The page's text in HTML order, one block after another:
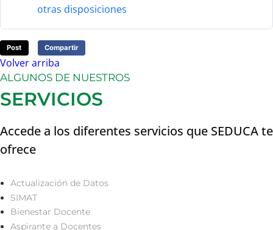
otras disposiciones
Post Compartir
Volver arriba
ALGUNOS DE NUESTROS
SERVICIOS
Accede a los diferentes servicios que SEDUCA te
ofrece
Actualización de Datos
SIMAT
Bienestar Docente
Aspirante a Docentes